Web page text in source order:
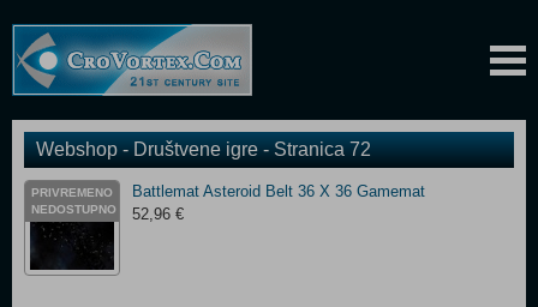
Webshop - Društvene igre - Stranica 72
PRIVREMENO
NEDOSTUPNO
Battlemat Asteroid Belt 36 X 36 Gamemat
52,96 €